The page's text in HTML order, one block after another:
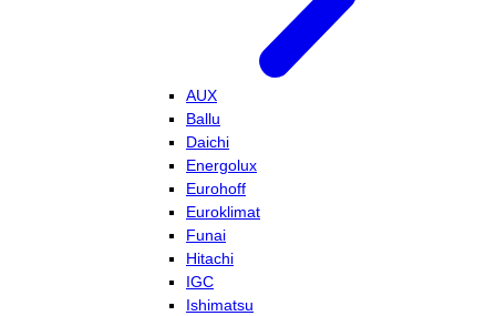
AUX
Ballu
Daichi
Energolux
Eurohoff
Euroklimat
Funai
Hitachi
IGC
Ishimatsu